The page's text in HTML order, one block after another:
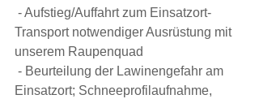
Transport notwendiger Ausrüstung mit
unserem Raupenquad
Einsatzort; Schneeprofilaufnahme,